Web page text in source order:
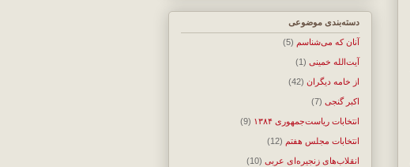
دسته‌بندی موضوعی
آنان که می‌شناسم (5)
آیت‌الله خمینی (1)
از خامه دیگران (42)
اکبر گنجی (7)
انتخابات ریاست‌جمهوری ۱۳۸۴ (9)
انتخابات مجلس هفتم (12)
انقلاب‌های زنجیره‌ای عربی (10)